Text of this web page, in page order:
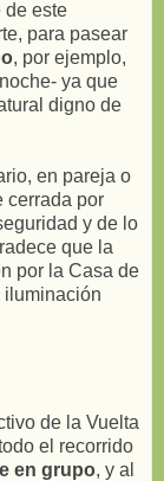
de este
para pasear
, por ejemplo,
ya que
digno de
en pareja o
cerrada por
y de lo
que la
por la Casa de
iluminación
de la Vuelta
el recorrido
en grupo, y al